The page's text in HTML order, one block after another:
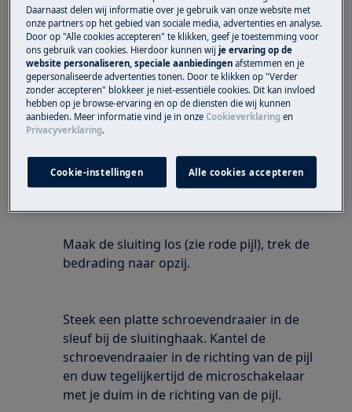
(richting rechts).
Trek de vergrendeling uit.
Trek een stukje van de bedrading uit de
bescherming en koppel de connector los.
Maak de sluiting los (zie rode pijl), trek de
bedrading naar opzij.
Steek een platte schroevendraaier in de
sleuf bij de sluitinghaak. Kantel de
schroevendraaier in de richting van de pijl
en duw tegelijkertijd de microschakelaar
met je duim in de richting van de pijl.
Daarnaast delen wij informatie over je gebruik van onze website met
onze partners op het gebied van sociale media, advertenties en analyse.
Door op "Alle cookies accepteren" te klikken, geef je toestemming voor
ons gebruik van cookies. Hierdoor kunnen wijje ervaring op de
website personaliseren, speciale aanbiedingen afstemmen en je
gepersonaliseerde advertenties tonen. Door te klikken op "Verder
zonder accepteren" blokkeer je niet-essentiële cookies. Dit kan invloed
hebben op je browse-ervaring en op de diensten die wij kunnen
aanbieden. Meer informatie vind je in onzeCookieverklaring en
Privacyverklaring.
Cookie-instellingen Alle cookies accepteren